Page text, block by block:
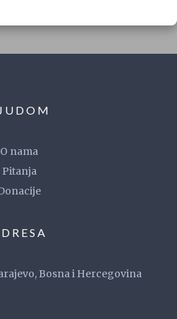
O nama
Pitanja
Bosna i Hercegovina